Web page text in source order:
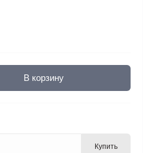
В корзину
Купить